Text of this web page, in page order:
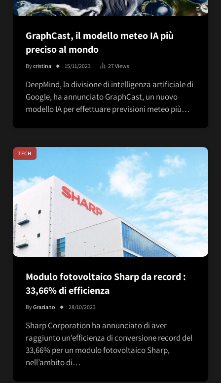
GraphCast, il modello meteo IA più
preciso al mondo
Bycristina 15/11/2023 27Views
DeepMind, la divisione di intelligenza artificiale di
Google, ha annunciato GraphCast, un nuovo
modello IA per effettuare previsioni meteo più…
TECH
Modulo fotovoltaico Sharp da record :
33,66% di efficienza
ByGraziano 28/10/2023
Sharp Corporation ha annunciato di aver
raggiunto un’efficienza di conversione record del
33,66% per un modulo fotovoltaico Sharp,
nell’ambito di…